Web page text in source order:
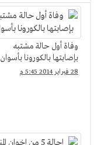
وفاة أول حالة مشتبه
بإصابتها بالكورونا بأسوان
28 فبراير 2014 5:45 م